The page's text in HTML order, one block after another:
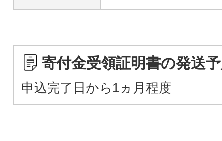
寄付金受領証明書の発送
申込完了日から1ヵ月程度